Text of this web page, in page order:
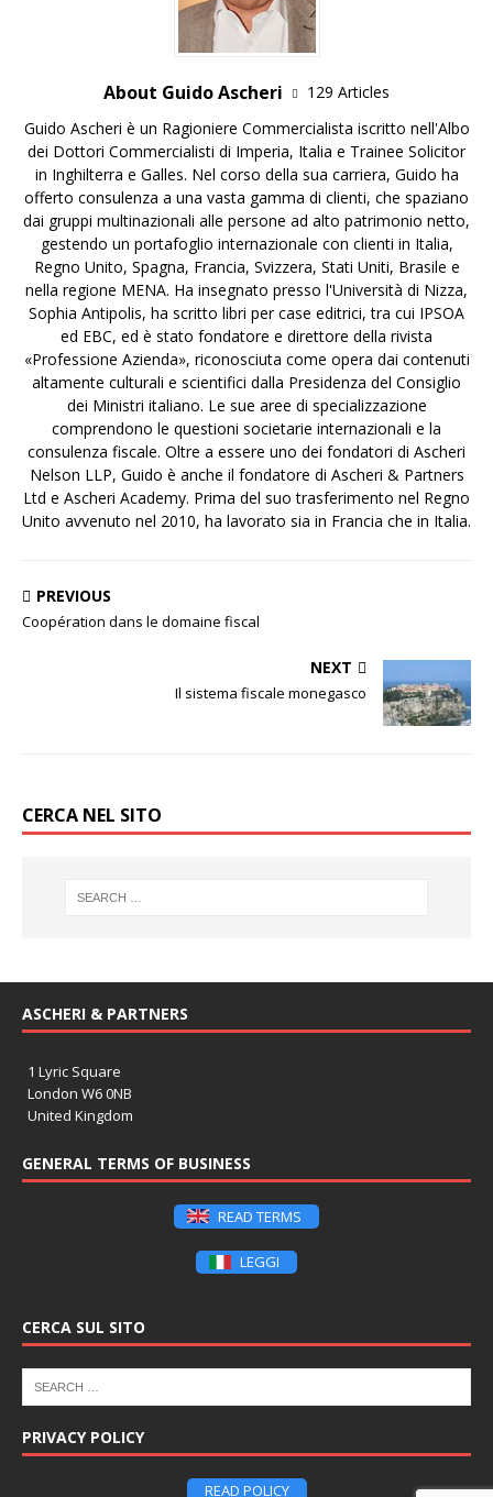
About Guido Ascheri
129 Articles
Guido Ascheri è un Ragioniere Commercialista iscritto nell'Albo
dei Dottori Commercialisti di Imperia, Italia e Trainee Solicitor
in Inghilterra e Galles. Nel corso della sua carriera, Guido ha
offerto consulenza a una vasta gamma di clienti, che spaziano
dai gruppi multinazionali alle persone ad alto patrimonio netto,
gestendo un portafoglio internazionale con clienti in Italia,
Regno Unito, Spagna, Francia, Svizzera, Stati Uniti, Brasile e
nella regione MENA. Ha insegnato presso l'Università di Nizza,
Sophia Antipolis, ha scritto libri per case editrici, tra cui IPSOA
ed EBC, ed è stato fondatore e direttore della rivista
«Professione Azienda», riconosciuta come opera dai contenuti
altamente culturali e scientifici dalla Presidenza del Consiglio
dei Ministri italiano. Le sue aree di specializzazione
comprendono le questioni societarie internazionali e la
consulenza fiscale. Oltre a essere uno dei fondatori di Ascheri
Nelson LLP, Guido è anche il fondatore di Ascheri & Partners
Ltd e Ascheri Academy. Prima del suo trasferimento nel Regno
Unito avvenuto nel 2010, ha lavorato sia in Francia che in Italia.
PREVIOUS
Coopération dans le domaine fiscal
NEXT
Il sistema fiscale monegasco
CERCA NEL SITO
ASCHERI & PARTNERS
1 Lyric Square
London W6 0NB
United Kingdom
GENERAL TERMS OF BUSINESS
READ TERMS
LEGGI
CERCA SUL SITO
PRIVACY POLICY
READ POLICY